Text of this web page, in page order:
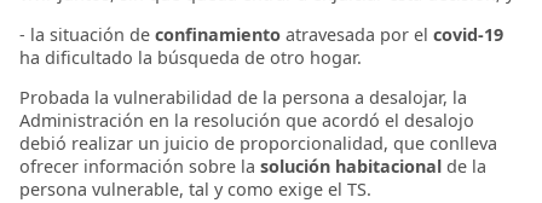
- la situación de confinamiento atravesada por el covid-19
ha dificultado la búsqueda de otro hogar.
Probada la vulnerabilidad de la persona a desalojar, la
Administración en la resolución que acordó el desalojo
debió realizar un juicio de proporcionalidad, que conlleva
ofrecer información sobre la solución habitacional de la
persona vulnerable, tal y como exige el TS.